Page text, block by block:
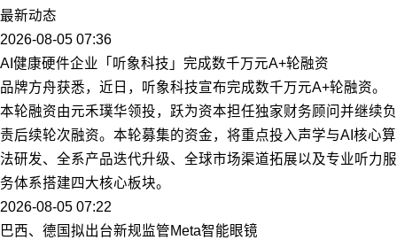
最新动态
2026-08-05 07:36
AI健康硬件企业「听象科技」完成数千万元A+轮融资
品牌方舟获悉，近日，听象科技宣布完成数千万元A+轮融资。
本轮融资由元禾璞华领投，跃为资本担任独家财务顾问并继续负
责后续轮次融资。本轮募集的资金，将重点投入声学与AI核心算
法研发、全系产品迭代升级、全球市场渠道拓展以及专业听力服
务体系搭建四大核心板块。
2026-08-05 07:22
巴西、德国拟出台新规监管Meta智能眼镜